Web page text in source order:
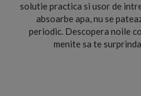
solutie practica si usor de
absoarbe apa, nu se
periodic. Descopera noile
menite sa te